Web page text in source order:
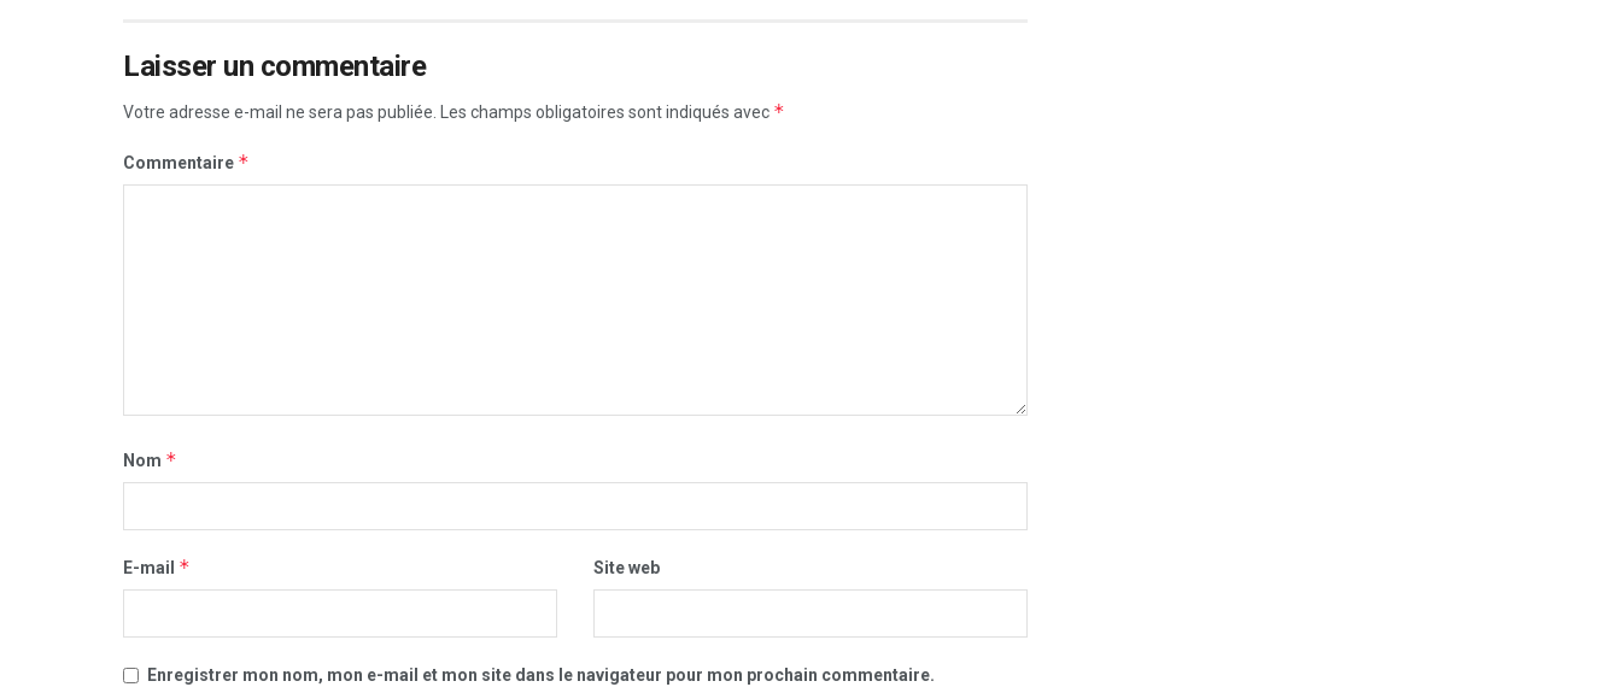
Laisser un commentaire
Votre adresse e-mail ne sera pas publiée. Les champs obligatoires sont indiqués avec *
Commentaire *
Nom *
E-mail * Site web
Enregistrer mon nom, mon e-mail et mon site dans le navigateur pour mon prochain commentaire.